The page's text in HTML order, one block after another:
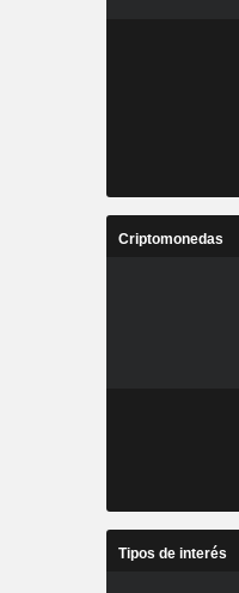
Criptomonedas
Tipos de interés